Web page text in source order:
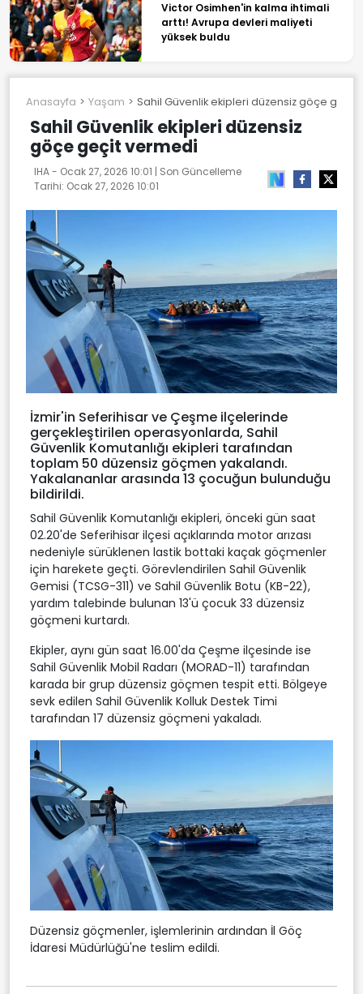
Victor Osimhen'in kalma ihtimali
arttı! Avrupa devleri maliyeti
yüksek buldu
Anasayfa Yaşam Sahil Güvenlik ekipleri düzensiz göçe geçit
Sahil Güvenlik ekipleri düzensiz
göçe geçit vermedi
IHA - Ocak 27, 2026 10:01 | Son Güncelleme
Tarihi: Ocak 27, 2026 10:01
İzmir'in Seferihisar ve Çeşme ilçelerinde
gerçekleştirilen operasyonlarda, Sahil
Güvenlik Komutanlığı ekipleri tarafından
toplam 50 düzensiz göçmen yakalandı.
Yakalananlar arasında 13 çocuğun bulunduğu
bildirildi.
Sahil Güvenlik Komutanlığı ekipleri, önceki gün saat
02.20'de Seferihisar ilçesi açıklarında motor arızası
nedeniyle sürüklenen lastik bottaki kaçak göçmenler
için harekete geçti. Görevlendirilen Sahil Güvenlik
Gemisi (TCSG-311) ve Sahil Güvenlik Botu (KB-22),
yardım talebinde bulunan 13'ü çocuk 33 düzensiz
göçmeni kurtardı.
Ekipler, aynı gün saat 16.00'da Çeşme ilçesinde ise
Sahil Güvenlik Mobil Radarı (MORAD-11) tarafından
karada bir grup düzensiz göçmen tespit etti. Bölgeye
sevk edilen Sahil Güvenlik Kolluk Destek Timi
tarafından 17 düzensiz göçmeni yakaladı.
Düzensiz göçmenler, işlemlerinin ardından İl Göç
İdaresi Müdürlüğü'ne teslim edildi.